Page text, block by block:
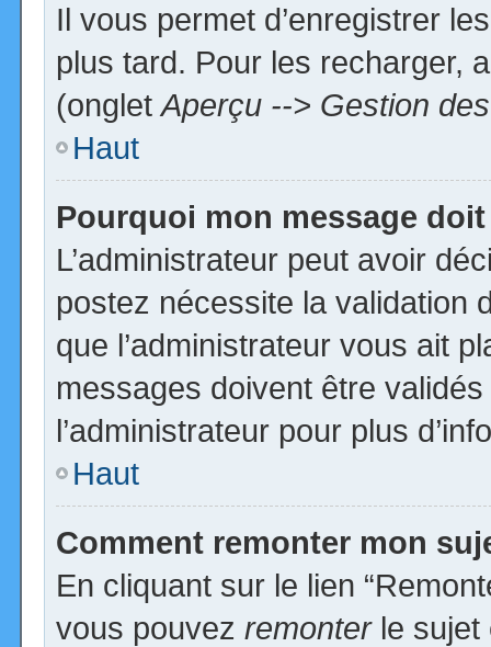
Il vous permet d’enregistrer
plus tard. Pour les recharger,
(ongletAperçu --> Gestion
Haut
Pourquoi mon message
L’administrateur peut avoir
postez nécessite la validation
que l’administrateur vous ait
messages doivent être
l’administrateur pour plus
Haut
Comment remonter mon
En cliquant sur le lien
vous pouvez remonterle sujet